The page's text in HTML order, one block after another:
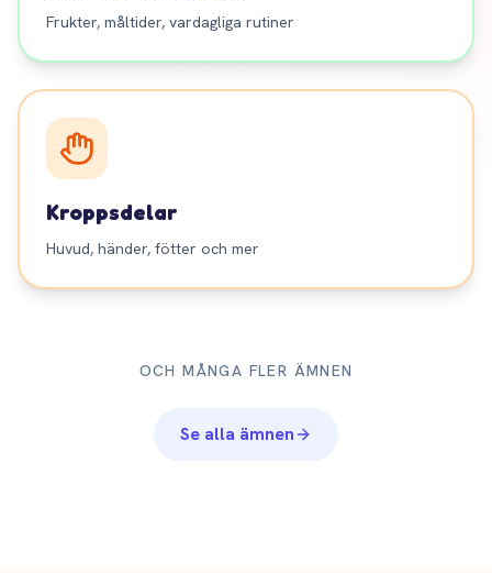
Frukter, måltider, vardagliga rutiner
Kroppsdelar
Huvud, händer, fötter och mer
OCH MÅNGA FLER ÄMNEN
Se alla ämnen